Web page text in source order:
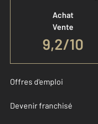
Achat
Vente
9,2/10
Offres d'emploi
Devenir franchisé